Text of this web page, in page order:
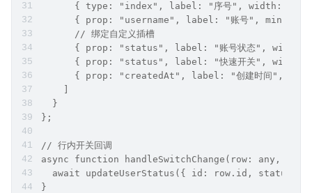
{ type: "index", label: "序号", width: 60
{ prop: "username", label: "账号",
      // 绑定自定义插槽
{ prop: "status", label: "账号状态",
{ prop: "status", label: "快速开关",
{ prop: "createdAt", label: "创建时间",
  }
};
// 行内开关回调
async function handleSwitchChange(row: any, val:
await updateUserStatus({ id: row.id, status:
}